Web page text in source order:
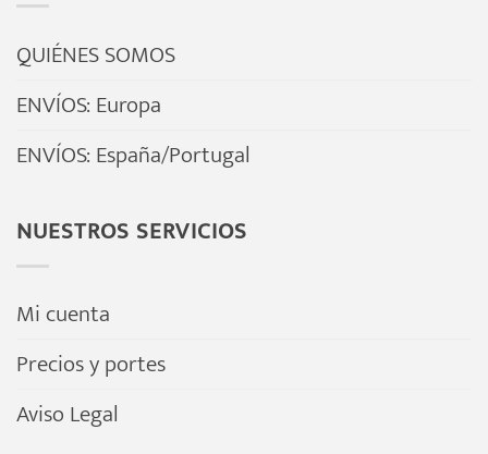
opciones
pueden
en
página
QUIÉNES SOMOS
ENVÍOS: Europa
ENVÍOS: España/Portugal
NUESTROS SERVICIOS
Mi cuenta
Precios y portes
Aviso Legal